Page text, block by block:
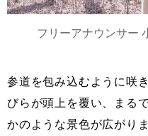
フリーアナウンサー
参道を包み込むように咲
びらが頭上を覆い、まる
かのような景色が広がり